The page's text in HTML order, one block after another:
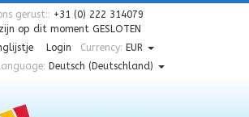
gerust:: +31 (0) 222 314079
op dit moment GESLOTEN
Login Currency: EUR
Deutsch (Deutschland)